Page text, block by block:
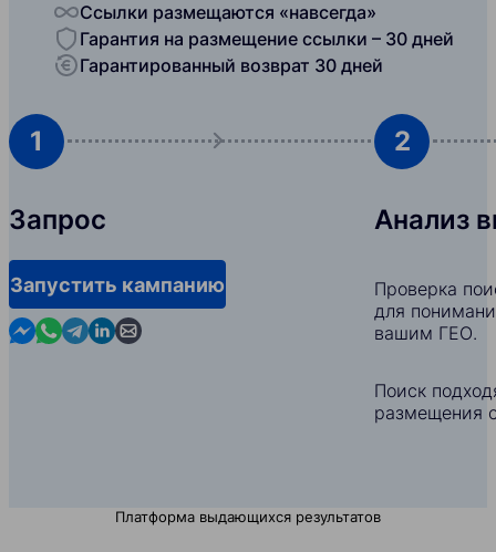
Ссылки размещаются «навсегда»
Гарантия на размещение ссылки – 30 дней
Гарантированный возврат 30 дней
1
Запрос
Запустить кампанию
Contact us in Messenger
Contact us in WhatsApp
Contact us in Telegram
Contact us in Linkedin
Contact us by email
2
Анализ
Проверка
для
вашим ГЕО.
Поиск
размещения
Платформа выдающихся результатов